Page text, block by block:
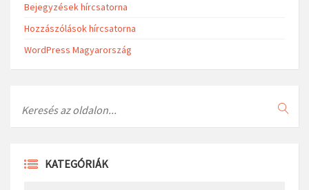
Bejegyzések hírcsatorna
Hozzászólások hírcsatorna
WordPress Magyarország
KATEGÓRIÁK